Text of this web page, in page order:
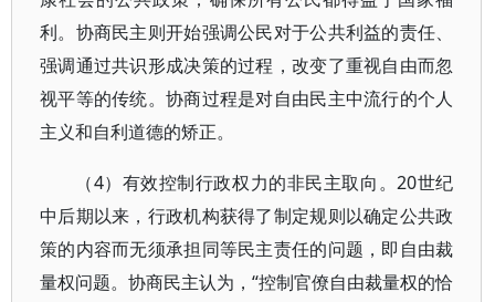
利。协商民主则开始强调公民对于公共利益的责任、
强调通过共识形成决策的过程，改变了重视自由而忽
视平等的传统。协商过程是对自由民主中流行的个人
主义和自利道德的矫正。
（4）有效控制行政权力的非民主取向。20世纪
中后期以来，行政机构获得了制定规则以确定公共政
策的内容而无须承担同等民主责任的问题，即自由裁
量权问题。协商民主认为，“控制官僚自由裁量权的恰